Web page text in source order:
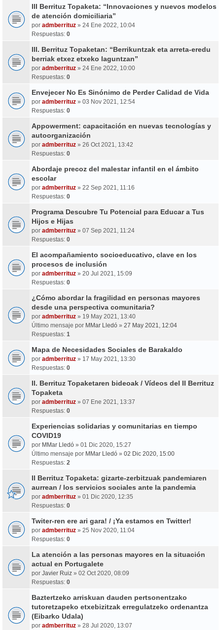
III Berrituz Topaketa: “Innovaciones y nuevos modelos
de atención domiciliaria”
por admberrituz » 24 Ene 2022, 10:04
Respuestas: 0
III. Berrituz Topaketan: “Berrikuntzak eta arreta-eredu
berriak etxez etxeko laguntzan”
por admberrituz » 24 Ene 2022, 10:00
Respuestas: 0
Envejecer No Es Sinónimo de Perder Calidad de Vida
por admberrituz » 03 Nov 2021, 12:54
Respuestas: 0
Appowerment: capacitación en nuevas tecnologías y
autoorganización
por admberrituz » 26 Oct 2021, 13:42
Respuestas: 0
Abordaje precoz del malestar infantil en el ámbito
escolar
por admberrituz » 22 Sep 2021, 11:16
Respuestas: 0
Programa Descubre Tu Potencial para Educar a Tus
Hijos e Hijas
por admberrituz » 07 Sep 2021, 11:24
Respuestas: 0
El acompañamiento socioeducativo, clave en los
procesos de inclusión
por admberrituz » 20 Jul 2021, 15:09
Respuestas: 0
¿Cómo abordar la fragilidad en personas mayores
desde una perspectiva comunitaria?
por admberrituz » 19 May 2021, 13:40
Último mensaje por MMar Lledó » 27 May 2021, 12:04
Respuestas: 1
Mapa de Necesidades Sociales de Barakaldo
por admberrituz » 17 May 2021, 13:30
Respuestas: 0
II. Berrituz Topaketaren bideoak / Vídeos del II Berrituz
Topaketa
por admberrituz » 07 Ene 2021, 13:37
Respuestas: 0
Experiencias solidarias y comunitarias en tiempo
COVID19
por MMar Lledó » 01 Dic 2020, 15:27
Último mensaje por MMar Lledó » 02 Dic 2020, 15:00
Respuestas: 2
II Berrituz Topaketa: gizarte-zerbitzuak pandemiaren
aurrean / los servicios sociales ante la pandemia
por admberrituz » 01 Dic 2020, 12:35
Respuestas: 0
Twiter-ren ere ari gara! / ¡Ya estamos en Twitter!
por admberrituz » 25 Nov 2020, 11:04
Respuestas: 0
La atención a las personas mayores en la situación
actual en Portugalete
por Javier Ruiz » 02 Oct 2020, 08:09
Respuestas: 0
Baztertzeko arriskuan dauden pertsonentzako
tutoretzapeko etxebizitzak erregulatzeko ordenantza
(Eibarko Udala)
por admberrituz » 28 Jul 2020, 13:07